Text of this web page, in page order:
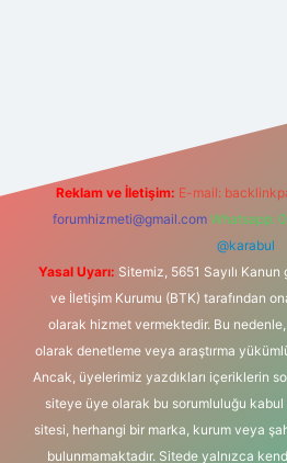
Reklam ve İletişim: E-mail:
forumhizmeti@gmail.com Whatsapp:
@karabul
Yasal Uyarı: Sitemiz, 5651 Sayılı
ve İletişim Kurumu (BTK) tarafından
olarak hizmet vermektedir. Bu
olarak denetleme veya araştırma
Ancak, üyelerimiz yazdıkları içeriklerin
siteye üye olarak bu sorumluluğu kabul
sitesi, herhangi bir marka, kurum veya
bulunmamaktadır. Sitede yalnızca